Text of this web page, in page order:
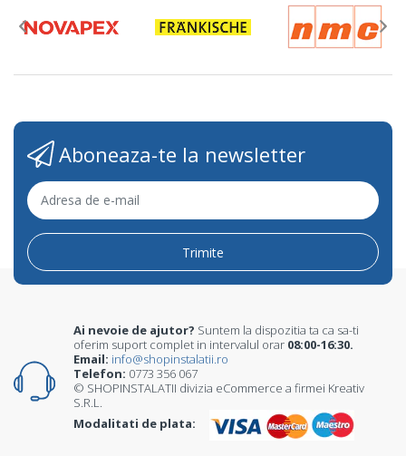
Aboneaza-te la newsletter
Trimite
Ai nevoie de ajutor? Suntem la dispozitia ta ca sa-ti
oferim suport complet in intervalul orar 08:00-16:30.
Email: info@shopinstalatii.ro
Telefon: 0773 356 067
© SHOPINSTALATII divizia eCommerce a firmei Kreativ
S.R.L.
Modalitati de plata: